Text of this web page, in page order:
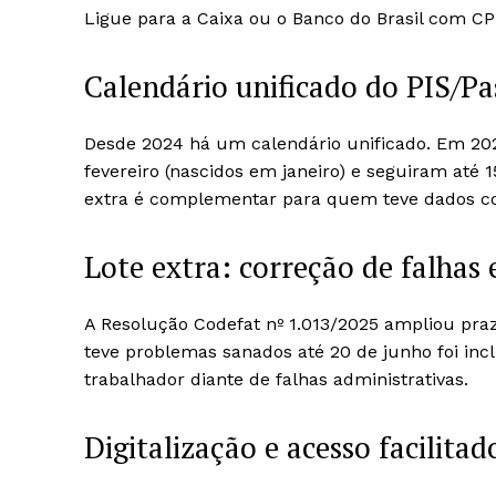
Ligue para a Caixa ou o Banco do Brasil com
Calendário unificado do PIS/
Desde 2024 há um calendário unificado. Em
fevereiro (nascidos em janeiro) e seguiram até
extra é complementar para quem teve dados
Lote extra: correção de falhas
A Resolução Codefat nº 1.013/2025 ampliou
teve problemas sanados até 20 de junho foi
trabalhador diante de falhas administrativas.
Digitalização e acesso